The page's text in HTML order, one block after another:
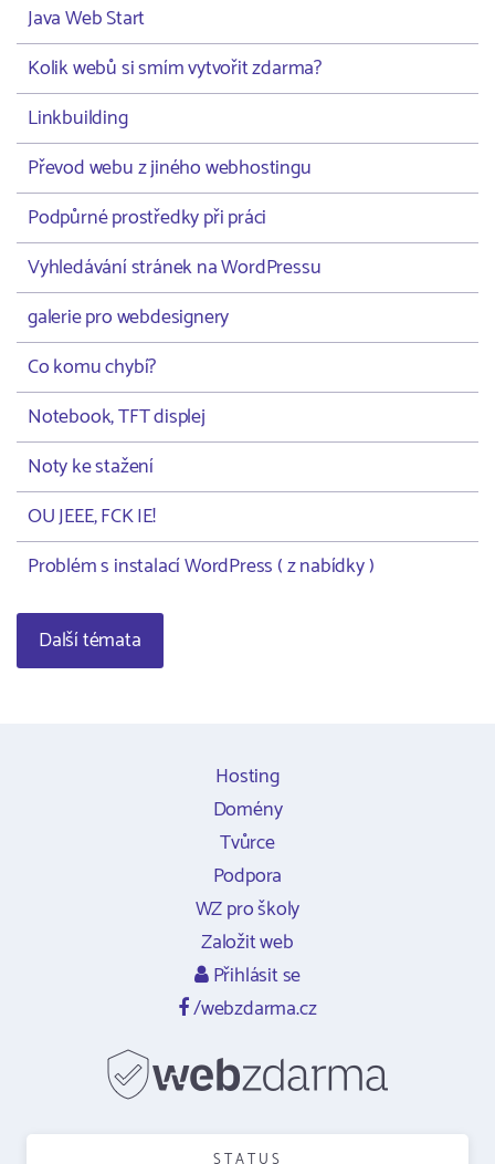
Java Web Start
Kolik webů si smím vytvořit zdarma?
Linkbuilding
Převod webu z jiného webhostingu
Podpůrné prostředky při práci
Vyhledávání stránek na WordPressu
galerie pro webdesignery
Co komu chybí?
Notebook, TFT displej
Noty ke stažení
OU JEEE, FCK IE!
Problém s instalací WordPress ( z nabídky )
Další témata
Hosting
Domény
Tvůrce
Podpora
WZ pro školy
Založit web
Přihlásit se
/webzdarma.cz